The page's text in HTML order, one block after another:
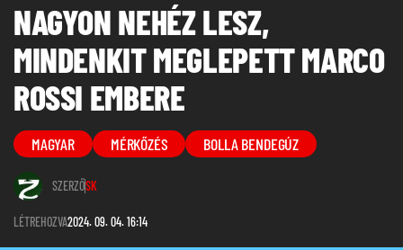
NAGYON NEHÉZ LESZ,
MINDENKIT MEGLEPETT MARCO
ROSSI EMBERE
MAGYAR MÉRKŐZÉS BOLLA BENDEGÚZ
SZERZŐSK
LÉTREHOZVA2024. 09. 04. 16:14